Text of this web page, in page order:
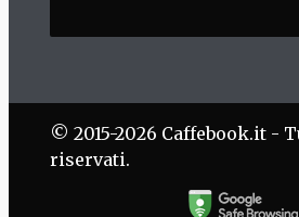
© 2015-2026 Caffebook.it -
riservati.